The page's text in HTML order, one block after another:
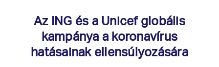
Az ING és a Unicef globális
kampánya a koronavírus
hatásainak ellensúlyozására